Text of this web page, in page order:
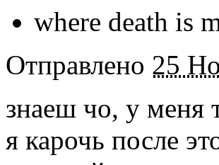
where death is
Отправлено 25
знаеш чо, у меня
я карочь после